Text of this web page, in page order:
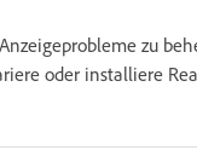
zu
oder installiere